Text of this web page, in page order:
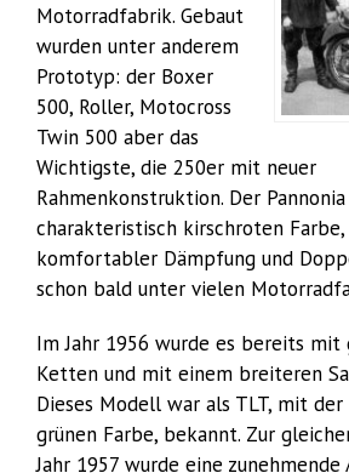
Motorradfabrik. Gebaut
wurden unter anderem
Prototyp: der Boxer
500, Roller, Motocross
Twin 500 aber das
Wichtigste, die 250er mit neuer
Rahmenkonstruktion. Der
charakteristisch kirschroten
komfortabler Dämpfung und
schon bald unter vielen
Im Jahr 1956 wurde es bereits
Ketten und mit einem breiteren
Dieses Modell war als TLT, mit
grünen Farbe, bekannt. Zur
Jahr 1957 wurde eine zunehmende